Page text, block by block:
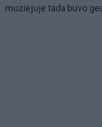
muziejuje tada buvo